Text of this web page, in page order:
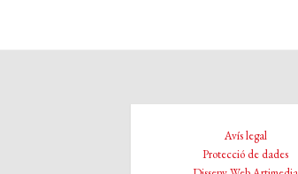
Avís legal
Protecció de dades